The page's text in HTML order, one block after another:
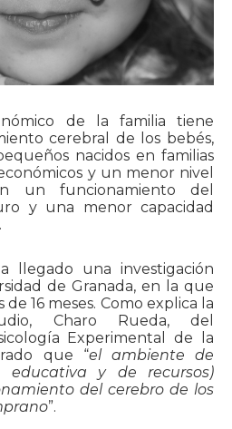
de la familia tiene
cerebral de los bebés,
nacidos en familias
y un menor nivel
un funcionamiento del
y una menor capacidad
llegado una investigación
de Granada, en la que
16 meses. Como explica la
Charo Rueda, del
Experimental de la
que “el ambiente de
educativa y de recursos)
del cerebro de los
”.